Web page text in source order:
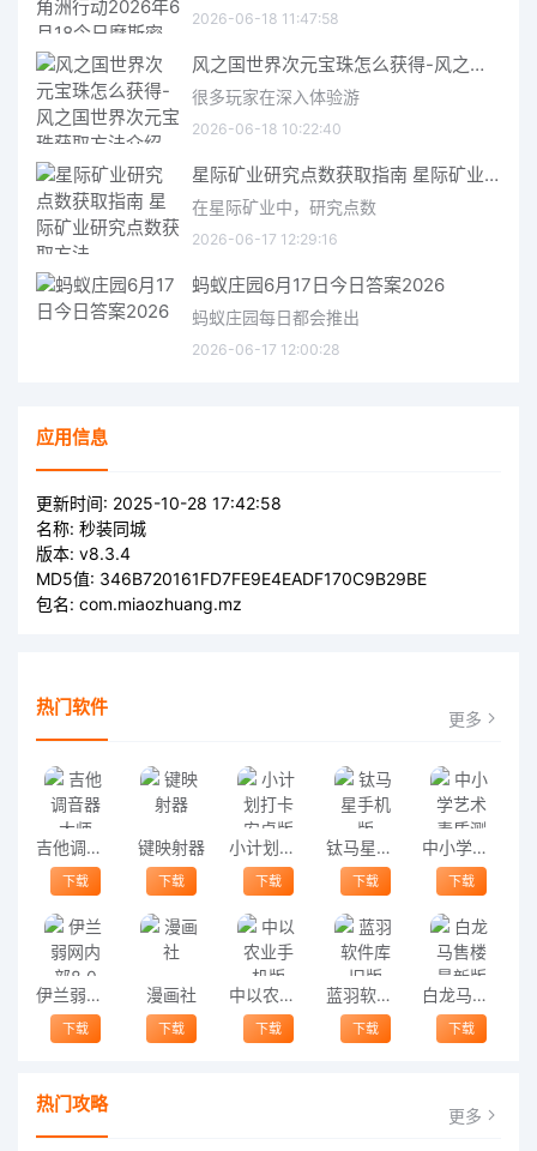
2026-06-18 11:47:58
风之国世界次元宝珠怎么获得-风之国世界次元宝珠获取方法介绍
很多玩家在深入体验游
2026-06-18 10:22:40
星际矿业研究点数获取指南 星际矿业研究点数获取方法
在星际矿业中，研究点数
2026-06-17 12:29:16
蚂蚁庄园6月17日今日答案2026
蚂蚁庄园每日都会推出
2026-06-17 12:00:28
应用信息
更新时间: 2025-10-28 17:42:58
名称: 秒装同城
版本: v8.3.4
MD5值: 346B720161FD7FE9E4EADF170C9B29BE
包名: com.miaozhuang.mz
热门软件 更多
吉他调音器大师
下载
键映射器
下载
小计划打卡安卓版
下载
钛马星手机版
下载
中小学艺术素质测评
下载
伊兰弱网内部8.0
下载
漫画社
下载
中以农业手机版
下载
蓝羽软件库旧版
下载
白龙马售楼最新版
下载
热门攻略 更多